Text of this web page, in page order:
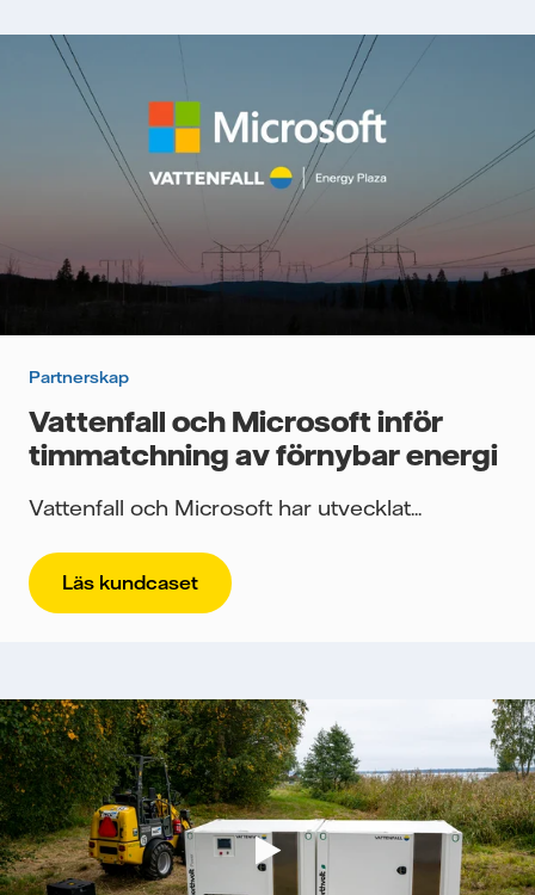
Partnerskap
Vattenfall och Microsoft inför
timmatchning av förnybar energi
Vattenfall och Microsoft har utvecklat...
Läs kundcaset